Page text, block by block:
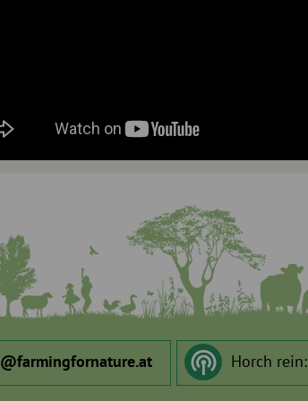
@farmingfornature.at Horch rein: